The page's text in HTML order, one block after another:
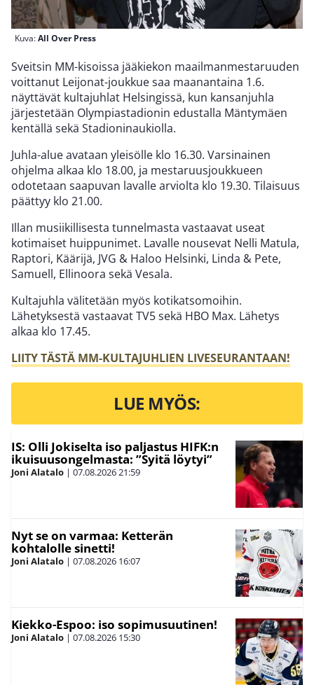
Kuva:All Over Press
Sveitsin MM-kisoissa jääkiekon maailmanmestaruuden
voittanut Leijonat-joukkue saa maanantaina 1.6.
näyttävät kultajuhlat Helsingissä, kun kansanjuhla
järjestetään Olympiastadionin edustalla Mäntymäen
kentällä sekä Stadioninaukiolla.
Juhla-alue avataan yleisölle klo 16.30. Varsinainen
ohjelma alkaa klo 18.00, ja mestaruusjoukkueen
odotetaan saapuvan lavalle arviolta klo 19.30. Tilaisuus
päättyy klo 21.00.
Illan musiikillisesta tunnelmasta vastaavat useat
kotimaiset huippunimet. Lavalle nousevat Nelli Matula,
Raptori, Käärijä, JVG & Haloo Helsinki, Linda & Pete,
Samuell, Ellinoora sekä Vesala.
Kultajuhla välitetään myös kotikatsomoihin.
Lähetyksestä vastaavat TV5 sekä HBO Max. Lähetys
alkaa klo 17.45.
LIITY TÄSTÄ MM-KULTAJUHLIEN LIVESEURANTAAN!
LUE MYÖS:
IS: Olli Jokiselta iso paljastus HIFK:n
ikuisuusongelmasta: ”Syitä löytyi”
Joni Alatalo | 07.08.202621:59
Nyt se on varmaa: Ketterän
kohtalolle sinetti!
Joni Alatalo | 07.08.2026 16:07
Kiekko-Espoo: iso sopimusuutinen!
Joni Alatalo | 07.08.2026 15:30